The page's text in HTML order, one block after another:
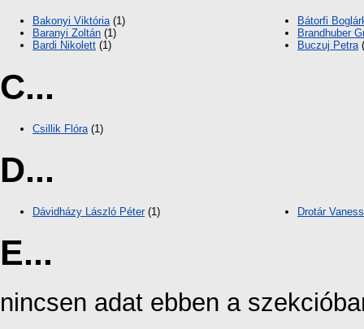
Bakonyi Viktória(1)
Baranyi Zoltán (1)
Bardi Nikolett (1)
Bátorfi
Brandhuber
Buczuj Petra
C...
Csillik Flóra (1)
D...
Dávidházy László Péter(1) Drotár
E...
nincsen adat ebben a